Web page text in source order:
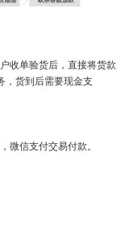
收单验货后，直接将货款
，货到后需要现金支
信支付交易付款。